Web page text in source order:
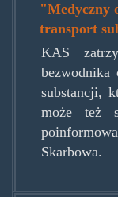
"Medyczny
transport
KAS
substancji,
może też
Skarbowa.